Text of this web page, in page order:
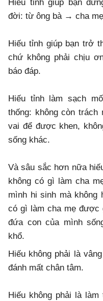
Hiếu tỉnh giúp bạn
đời: từ ông bà → cha
Hiếu tỉnh giúp bạn trở
chứ không phải chịu
báo đáp.
Hiếu tỉnh làm sạch
thống: không còn trách
vai để được khen,
sống khác.
Và sâu sắc hơn nữa
không có gì làm cha
mình hi sinh mà không
có gì làm cha mẹ được
đứa con của mình
khổ.
Hiếu không phải là
đánh mất chân tâm.
Hiếu không phải là